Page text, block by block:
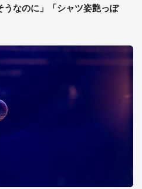
うなのに」「シャツ姿艶っぽ